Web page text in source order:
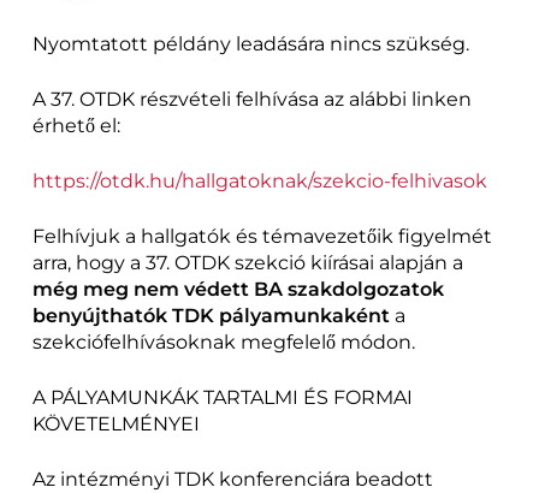
Nyomtatott példány leadására nincs szükség.
A 37. OTDK részvételi felhívása az alábbi linken
érhető el:
https://otdk.hu/hallgatoknak/szekcio-felhivasok
Felhívjuk a hallgatók és témavezetőik figyelmét
arra, hogy a 37. OTDK szekció kiírásai alapján a
még meg nem védett BA szakdolgozatok
benyújthatók TDK pályamunkaként a
szekciófelhívásoknak megfelelő módon.
A PÁLYAMUNKÁK TARTALMI ÉS FORMAI
KÖVETELMÉNYEI
Az intézményi TDK konferenciára beadott